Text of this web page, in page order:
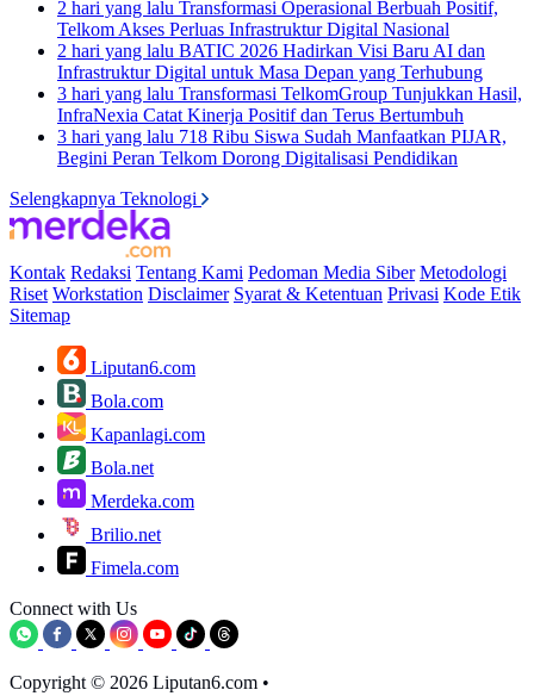
2 hari yang lalu Transformasi Operasional Berbuah Positif,
Telkom Akses Perluas Infrastruktur Digital Nasional
2 hari yang lalu BATIC 2026 Hadirkan Visi Baru AI dan
Infrastruktur Digital untuk Masa Depan yang Terhubung
3 hari yang lalu Transformasi TelkomGroup Tunjukkan Hasil,
InfraNexia Catat Kinerja Positif dan Terus Bertumbuh
3 hari yang lalu 718 Ribu Siswa Sudah Manfaatkan PIJAR,
Begini Peran Telkom Dorong Digitalisasi Pendidikan
Selengkapnya Teknologi
Kontak Redaksi Tentang Kami Pedoman Media Siber Metodologi
Riset Workstation Disclaimer Syarat & Ketentuan Privasi Kode Etik
Sitemap
Liputan6.com
Bola.com
Kapanlagi.com
Bola.net
Merdeka.com
Brilio.net
Fimela.com
Connect with Us
Copyright © 2026 Liputan6.com •